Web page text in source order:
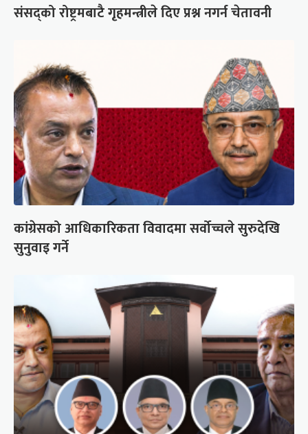
संसद्को रोष्ट्रमबाटै गृहमन्त्रीले दिए प्रश्न नगर्न चेतावनी
कांग्रेसको आधिकारिकता विवादमा सर्वोच्चले सुरुदेखि
सुनुवाइ गर्ने